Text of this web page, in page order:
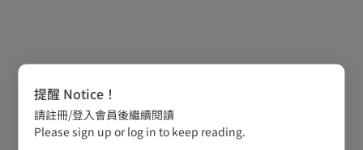
提醒 Notice！
請註冊/登入會員後繼續閱讀
Please sign up or log in to keep reading.